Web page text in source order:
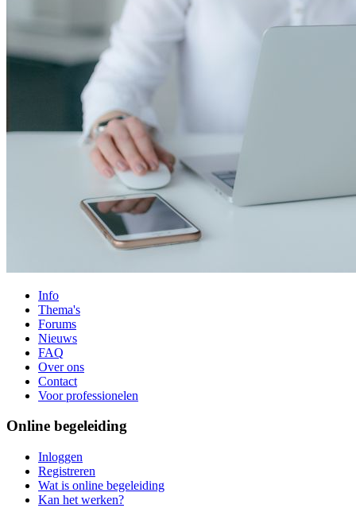
Info
Thema's
Forums
Nieuws
FAQ
Over ons
Contact
Voor professionelen
Online begeleiding
Inloggen
Registreren
Wat is online begeleiding
Kan het werken?